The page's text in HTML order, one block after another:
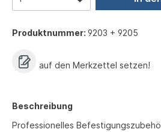
Produktnummer: 9203 + 9205
auf den Merkzettel setzen!
Beschreibung
Professionelles